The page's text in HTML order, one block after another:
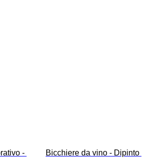
-
Bicchiere da vino - Dipinto